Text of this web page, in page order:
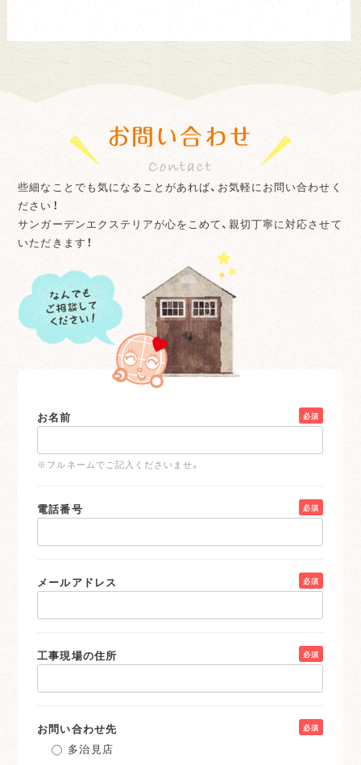
お問い合わせ
些細なことでも気になることがあれば、お気軽にお問い合わせく
ださい！
サンガーデンエクステリアが心をこめて、親切丁寧に対応させて
いただきます！
お名前 必須
※フルネームでご記入くださいませ。
電話番号 必須
メールアドレス 必須
工事現場の住所 必須
お問い合わせ先 必須
多治見店